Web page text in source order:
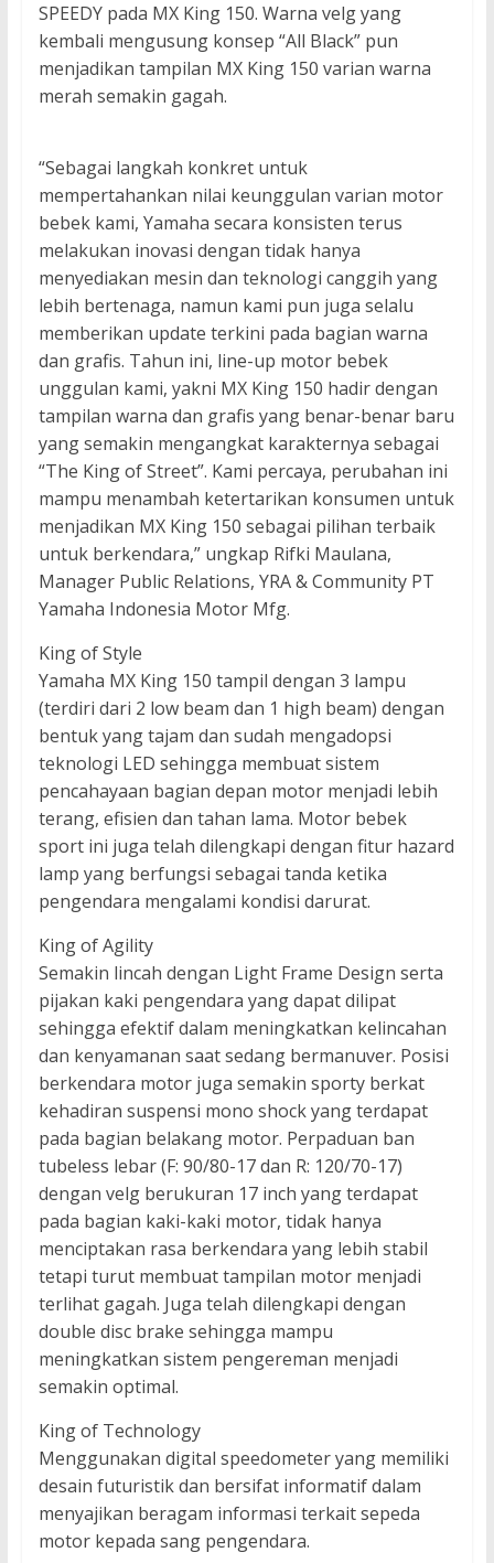
SPEEDY pada MX King 150. Warna velg yang
kembali mengusung konsep “All Black” pun
menjadikan tampilan MX King 150 varian warna
merah semakin gagah.
“Sebagai langkah konkret untuk
mempertahankan nilai keunggulan varian motor
bebek kami, Yamaha secara konsisten terus
melakukan inovasi dengan tidak hanya
menyediakan mesin dan teknologi canggih yang
lebih bertenaga, namun kami pun juga selalu
memberikan update terkini pada bagian warna
dan grafis. Tahun ini, line-up motor bebek
unggulan kami, yakni MX King 150 hadir dengan
tampilan warna dan grafis yang benar-benar baru
yang semakin mengangkat karakternya sebagai
“The King of Street”. Kami percaya, perubahan ini
mampu menambah ketertarikan konsumen untuk
menjadikan MX King 150 sebagai pilihan terbaik
untuk berkendara,” ungkap Rifki Maulana,
Manager Public Relations, YRA & Community PT
Yamaha Indonesia Motor Mfg.
King of Style
Yamaha MX King 150 tampil dengan 3 lampu
(terdiri dari 2 low beam dan 1 high beam) dengan
bentuk yang tajam dan sudah mengadopsi
teknologi LED sehingga membuat sistem
pencahayaan bagian depan motor menjadi lebih
terang, efisien dan tahan lama. Motor bebek
sport ini juga telah dilengkapi dengan fitur hazard
lamp yang berfungsi sebagai tanda ketika
pengendara mengalami kondisi darurat.
King of Agility
Semakin lincah dengan Light Frame Design serta
pijakan kaki pengendara yang dapat dilipat
sehingga efektif dalam meningkatkan kelincahan
dan kenyamanan saat sedang bermanuver. Posisi
berkendara motor juga semakin sporty berkat
kehadiran suspensi mono shock yang terdapat
pada bagian belakang motor. Perpaduan ban
tubeless lebar (F: 90/80-17 dan R: 120/70-17)
dengan velg berukuran 17 inch yang terdapat
pada bagian kaki-kaki motor, tidak hanya
menciptakan rasa berkendara yang lebih stabil
tetapi turut membuat tampilan motor menjadi
terlihat gagah. Juga telah dilengkapi dengan
double disc brake sehingga mampu
meningkatkan sistem pengereman menjadi
semakin optimal.
King of Technology
Menggunakan digital speedometer yang memiliki
desain futuristik dan bersifat informatif dalam
menyajikan beragam informasi terkait sepeda
motor kepada sang pengendara.